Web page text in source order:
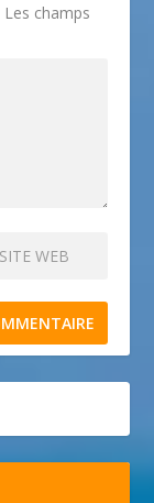
Les champs